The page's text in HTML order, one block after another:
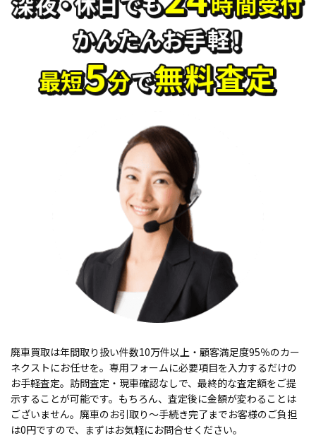
廃車買取は年間取り扱い件数10万件以上・顧客満足度95％のカー
ネクストにお任せを。専用フォームに必要項目を入力するだけの
お手軽査定。訪問査定・現車確認なしで、最終的な査定額をご提
示することが可能です。もちろん、査定後に金額が変わることは
ございません。廃車のお引取り〜手続き完了までお客様のご負担
は0円ですので、まずはお気軽にお問合せください。